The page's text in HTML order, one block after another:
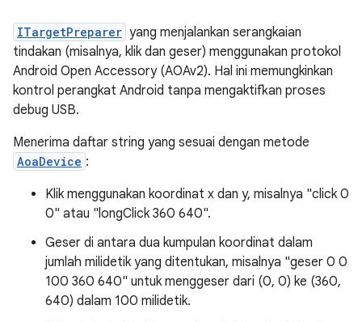
ITargetPreparer yang menjalankan serangkaian
tindakan (misalnya, klik dan geser) menggunakan protokol
Android Open Accessory (AOAv2). Hal ini memungkinkan
kontrol perangkat Android tanpa mengaktifkan proses
debug USB.
Menerima daftar string yang sesuai dengan metode
AoaDevice :
Klik menggunakan koordinat x dan y, misalnya "click 0
0" atau "longClick 360 640".
Geser di antara dua kumpulan koordinat dalam
jumlah milidetik yang ditentukan, misalnya "geser 0 0
100 360 640" untuk menggeser dari (0, 0) ke (360,
640) dalam 100 milidetik.